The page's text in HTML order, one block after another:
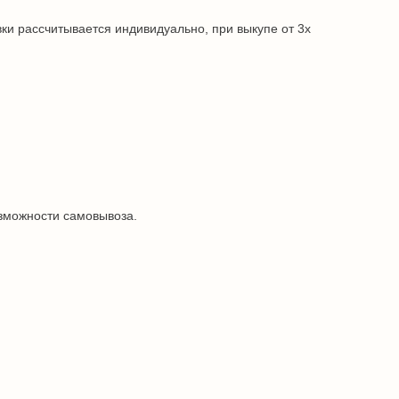
рассчитывается индивидуально, при выкупе от 3х
самовывоза.